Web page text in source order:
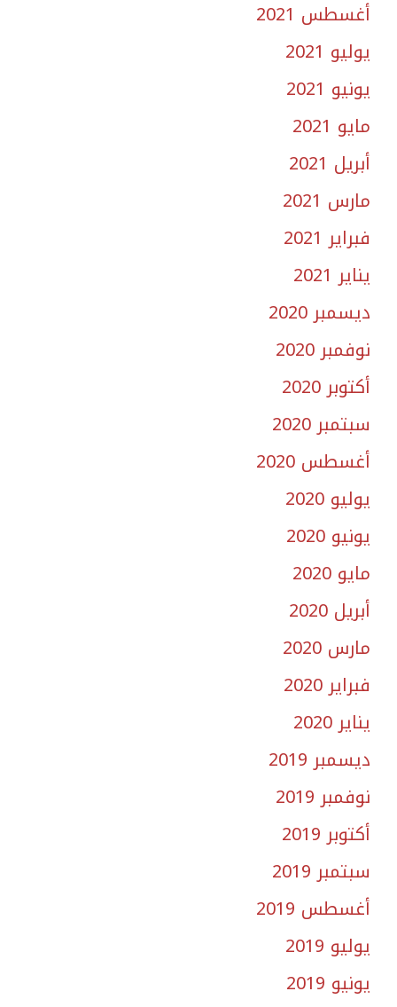
أغسطس 2021
يوليو 2021
يونيو 2021
مايو 2021
أبريل 2021
مارس 2021
فبراير 2021
يناير 2021
ديسمبر 2020
نوفمبر 2020
أكتوبر 2020
سبتمبر 2020
أغسطس 2020
يوليو 2020
يونيو 2020
مايو 2020
أبريل 2020
مارس 2020
فبراير 2020
يناير 2020
ديسمبر 2019
نوفمبر 2019
أكتوبر 2019
سبتمبر 2019
أغسطس 2019
يوليو 2019
يونيو 2019